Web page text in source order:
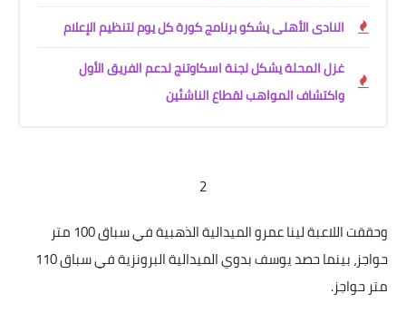
النادى الأهلى يشكو برنامج كورة كل يوم لتنظيم الإعلام
غزل المحلة يشكل لجنة اسكاوتنج لدعم الفريق الأول
واكتشاف المواهب لقطاع الناشئين
2
وحققت اللاعبة لينا عمرو الميدالية الذهبية في سباق 100 متر
حواجز، بينما حصد يوسف بدوي الميدالية البرونزية في سباق 110
متر حواجز.